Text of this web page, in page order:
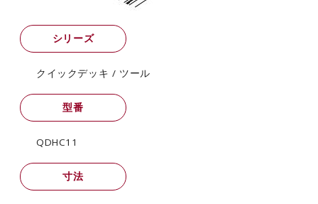
シリーズ
クイックデッキ / ツール
型番
QDHC11
寸法